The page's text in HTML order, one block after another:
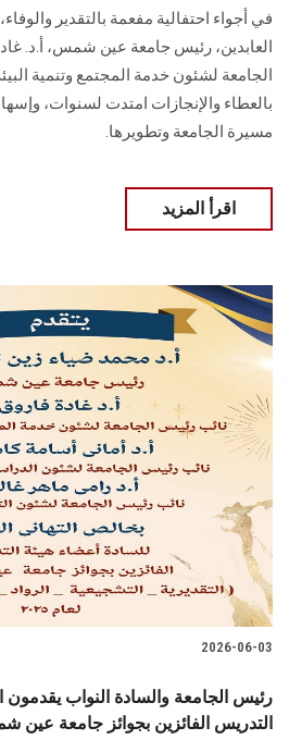
سجل الان
في أجواء احتفالية مفعمة بالتقدير
العابدين، رئيس جامعة عين شمس، أ.د.
الجامعة لشئون خدمة المجتمع وتنمية
بالعطاء والإنجازات امتدت لسنوات،
مسيرة الجامعة وتطويرها.
اقرأ المزيد
2026-06-03
رئيس الجامعة والسادة النواب يقدمون
التدريس الفائزين بجوائز جامعة عين شمس